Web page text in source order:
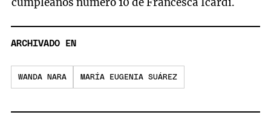
ARCHIVADO EN
WANDA NARA MARÍA EUGENIA SUÁREZ